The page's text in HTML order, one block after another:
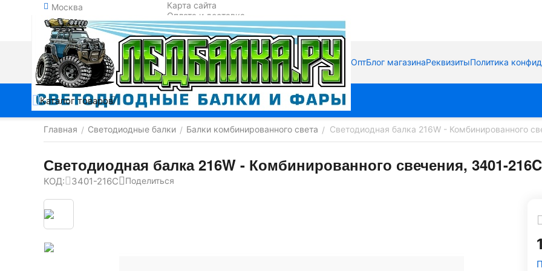
Москва
Карта сайта
Оплата и доставка
Обмен и возврат
Контакты
ОптБлог магазинаРеквизитыПолитика
Каталог товаров
Главная / Светодиодные балки / Балки комбинированного света / Светодиодная балка 216W - Комбинированного
Светодиодная балка 216W - Комбинированного свечения, 3401-
КОД: 3401-216C Поделиться